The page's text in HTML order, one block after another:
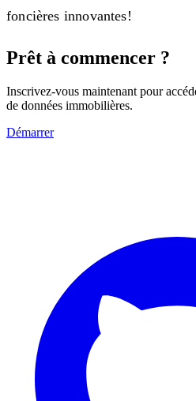
foncières innovantes!
Prêt à commencer ?
Inscrivez-vous maintenant pour
de données immobilières.
Démarrer